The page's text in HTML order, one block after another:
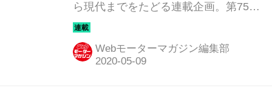
ら現代までをたどる連載企画。第75回
は「フェラーリ 599GTB フィオラノ」
だ。
Webモーターマガジン編集部